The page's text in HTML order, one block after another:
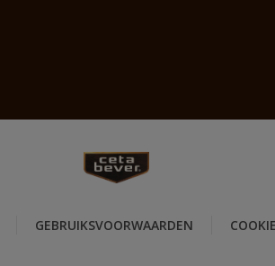
GEBRUIKSVOORWAARDEN